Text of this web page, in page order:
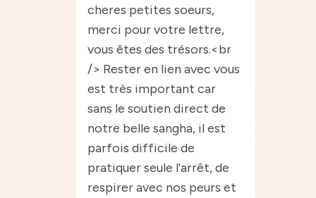
cheres petites soeurs,
merci pour votre lettre,
vous êtes des trésors.<br
/> Rester en lien avec vous
est très important car
sans le soutien direct de
notre belle sangha, il est
parfois difficile de
pratiquer seule l'arrêt, de
respirer avec nos peurs et